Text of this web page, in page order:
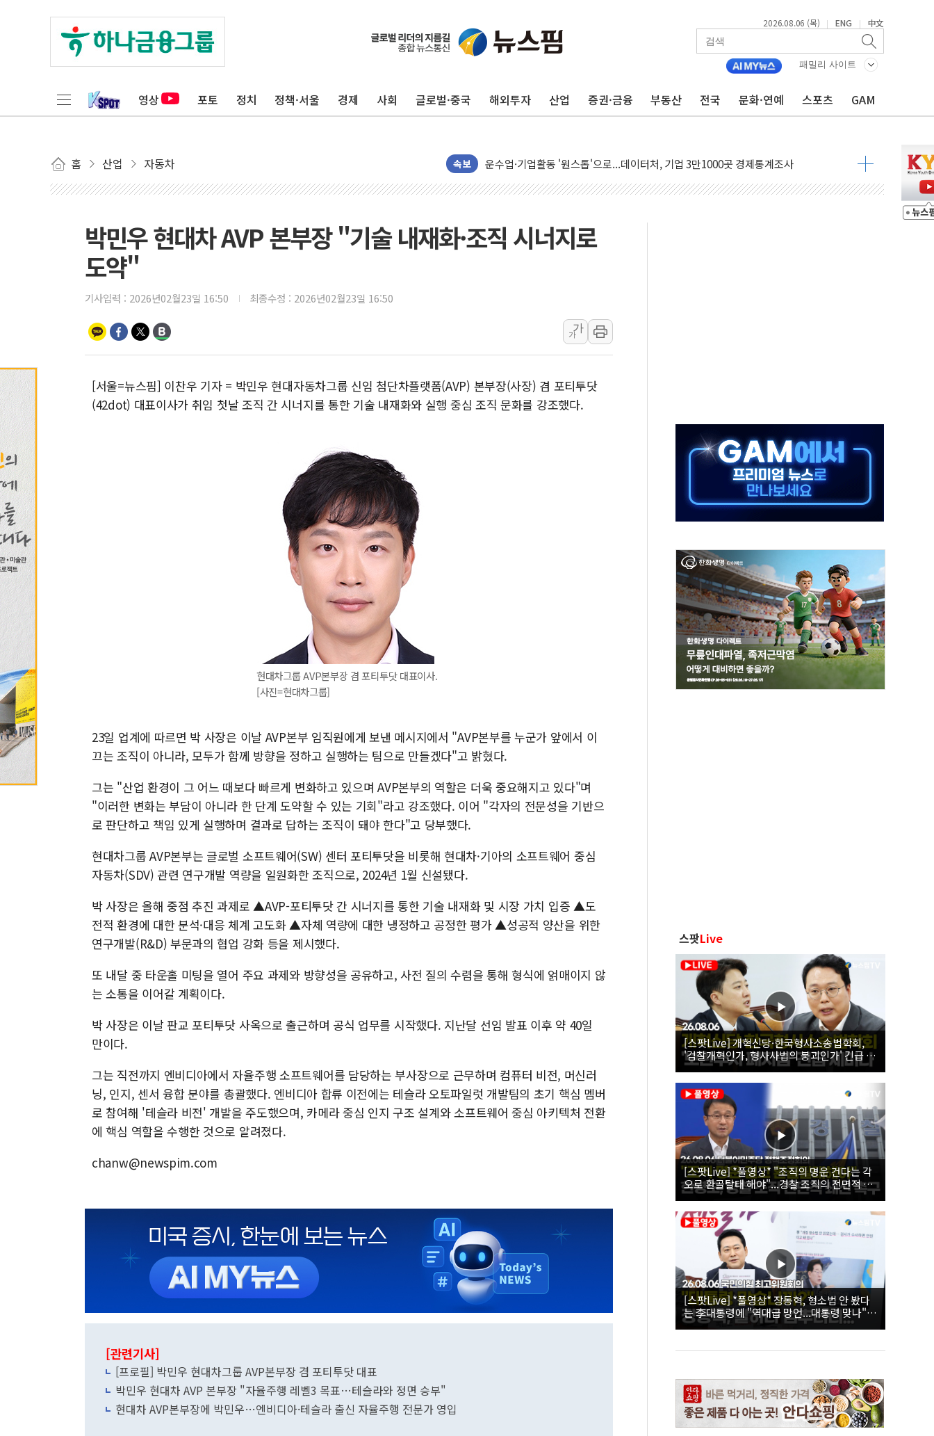
2026.08.06 (목) | ENG | 中文
패밀리 사이트
영상 포토 정치 정책·서울 경제 사회 글로벌·중국 해외투자 산업 증권·금융 부동산 전국 문화·연예 스포츠 GAM
홈 산업 자동차 속보
피치 "韓 코스피 약세 장기화 시 주택수요 위축 우려"
법원, 한미 임주현 지분 100억 가압류 결정…4자 연합 균열 조짐
롯데백화점, '홈스타일링 페어'…리빙 최대 50% 할인
[AI 카드뉴스] 어린이집·유치원 비상! 수족구병이 다시 유행합니다.
[르포] 폭염 속 '자폭 드론' 첫 실사격…미 해병대, 한반도 지형서 FPV 공격훈련 공개
공정위 "국고채 PD 15곳, 관행 아닌 담합…76조2000억 입찰 영향"
정부, 한화오션·에코프로비엠 등 '슈퍼을' 5곳 선정...소부장 핵심기업 추가 육성
국표원, 해외직구 물놀이기구·유아용품 등 94개 제품 안전기준 '부적합'
정부혁신 우수사례 세계에 알린다…식약처 AI 심사·소방청 119안심콜 영문 영상 제작
부모가 정부24에서 자녀 출입국증명서 발급…7일부터 온라인 대리 신청 가능
윤상현, 사관학교 통합 비판…"국방개혁은 정치적 감정 따라 추진해선 안 돼"
펄어비스, 붉은사막 영상 콘테스트 '비욘드 디 어비스' 수상작 발표
현대리바트, '2026 코리아빌드위크' 참가…리모델링 상담 제공
박민우 현대차 AVP 본부장 "기술 내재화·조직 시너지로
도약"
기사입력 : 2026년02월23일 16:50 최종수정 : 2026년02월23일 16:50
가
가
[서울=뉴스핌] 이찬우 기자 = 박민우 현대자동차그룹 신임 첨단차플랫폼(AVP) 본부장(사장) 겸 포티투닷
(42dot) 대표이사가 취임 첫날 조직 간 시너지를 통한 기술 내재화와 실행 중심 조직 문화를 강조했다.
현대차그룹 AVP본부장 겸 포티투닷 대표이사.
[사진=현대차그룹]
23일 업계에 따르면 박 사장은 이날 AVP본부 임직원에게 보낸 메시지에서 "AVP본부를 누군가 앞에서 이
끄는 조직이 아니라, 모두가 함께 방향을 정하고 실행하는 팀으로 만들겠다"고 밝혔다.
그는 "산업 환경이 그 어느 때보다 빠르게 변화하고 있으며 AVP본부의 역할은 더욱 중요해지고 있다"며
"이러한 변화는 부담이 아니라 한 단계 도약할 수 있는 기회"라고 강조했다. 이어 "각자의 전문성을 기반으
로 판단하고 책임 있게 실행하며 결과로 답하는 조직이 돼야 한다"고 당부했다.
현대차그룹 AVP본부는 글로벌 소프트웨어(SW) 센터 포티투닷을 비롯해 현대차·기아의 소프트웨어 중심
자동차(SDV) 관련 연구개발 역량을 일원화한 조직으로, 2024년 1월 신설됐다.
박 사장은 올해 중점 추진 과제로 ▲AVP-포티투닷 간 시너지를 통한 기술 내재화 및 시장 가치 입증 ▲도
전적 환경에 대한 분석·대응 체계 고도화 ▲자체 역량에 대한 냉정하고 공정한 평가 ▲성공적 양산을 위한
연구개발(R&D) 부문과의 협업 강화 등을 제시했다.
또 내달 중 타운홀 미팅을 열어 주요 과제와 방향성을 공유하고, 사전 질의 수렴을 통해 형식에 얽매이지 않
는 소통을 이어갈 계획이다.
박 사장은 이날 판교 포티투닷 사옥으로 출근하며 공식 업무를 시작했다. 지난달 선임 발표 이후 약 40일
만이다.
그는 직전까지 엔비디아에서 자율주행 소프트웨어를 담당하는 부사장으로 근무하며 컴퓨터 비전, 머신러
닝, 인지, 센서 융합 분야를 총괄했다. 엔비디아 합류 이전에는 테슬라 오토파일럿 개발팀의 초기 핵심 멤버
로 참여해 '테슬라 비전' 개발을 주도했으며, 카메라 중심 인지 구조 설계와 소프트웨어 중심 아키텍처 전환
에 핵심 역할을 수행한 것으로 알려졌다.
chanw@newspim.com
[관련기사]
[프로필] 박민우 현대차그룹 AVP본부장 겸 포티투닷 대표
박민우 현대차 AVP 본부장 "자율주행 레벨3 목표…테슬라와 정면 승부"
현대차 AVP본부장에 박민우…엔비디아·테슬라 출신 자율주행 전문가 영입
스팟Live
[스팟Live] 개혁신당·한국형사소송법학회,
'검찰개혁인가, 형사사법의 붕괴인가' 긴급 세
미나｜26.08.06
[스팟Live] *풀영상* "조직의 명운 건다는 각
오로 환골탈태 해야"...경찰 조직의 전면적 쇄
신 촉구한 한병도 | 26.08.06 더불어민주당 정
책조정회의
[스팟Live] *풀영상* 장동혁, 형소법 안 봤다
는 李대통령에 "역대급 망언...대통령 맞나"｜
26.08.06 국민의힘 최고위원회의